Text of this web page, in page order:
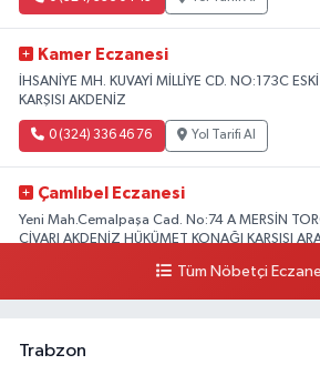
Kamer Eczanesi
İHSANİYE MH. KUVAYİ MİLLİYE CD. NO:173C
KARŞISI AKDENİZ
0 (324) 336 46 76 Yol Tarifi Al
Çamlıbel Eczanesi
Yeni Mah.Cemalpaşa Cad. No:74 A MERSİN
CİVARI AKDENİZ HÜKÜMET KONAĞI KARŞISI
Yol Tarifi Al
Tüm Nöbetçi
Trabzon